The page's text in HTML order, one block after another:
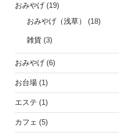
おみやげ (19)
おみやげ（浅草）
(18)
雑貨 (3)
おみやげ (6)
お台場 (1)
エステ (1)
カフェ (5)